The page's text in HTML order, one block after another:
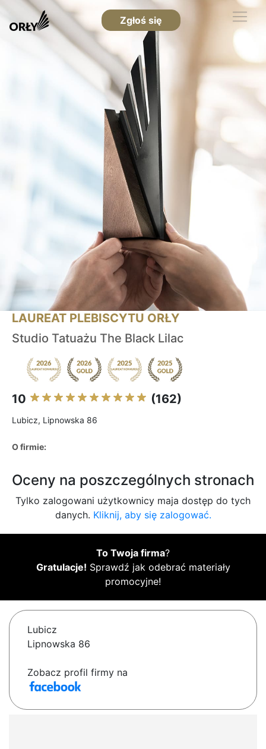
Zgłoś się
LAUREAT PLEBISCYTU ORŁY
Studio Tatuażu The Black Lilac
10 (162)
Lubicz, Lipnowska 86
O firmie:
Oceny na poszczególnych stronach
Tylko zalogowani użytkownicy maja dostęp do tych
danych. Kliknij, aby się zalogować.
To Twoja firma?
Gratulacje! Sprawdź jak odebrać materiały
promocyjne!
Lubicz
Lipnowska 86
Zobacz profil firmy na